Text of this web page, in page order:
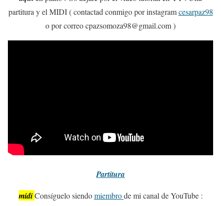
partitura y el MIDI ( contactad conmigo por instagramcesarpaz98
o por correo cpazsomoza98@gmail.com )
Partitura
midi Consíguelo siendomiembrode mi canal de YouTube :